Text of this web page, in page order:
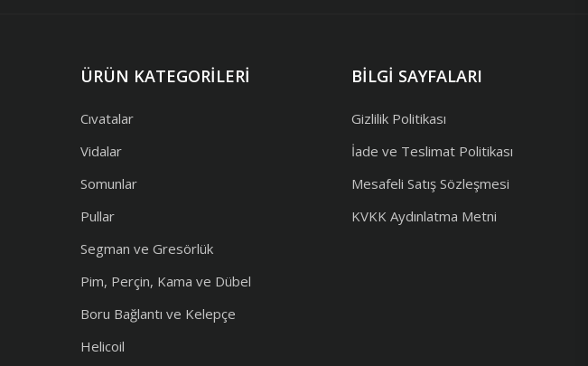
ÜRÜN KATEGORILERI
Cıvatalar
Vidalar
Somunlar
Pullar
Segman ve Gresörlük
Pim, Perçin, Kama ve Dübel
Boru Bağlantı ve Kelepçe
Helicoil
BILGI SAYFALARI
Gizlilik Politikası
İade ve Teslimat Politikası
Mesafeli Satış Sözleşmesi
KVKK Aydınlatma Metni